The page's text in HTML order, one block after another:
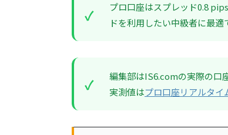
プロ口座はスプレッド0.8
ドを利用したい中級者に最適
編集部はIS6.comの実際の口
実測値はプロ口座リアルタ